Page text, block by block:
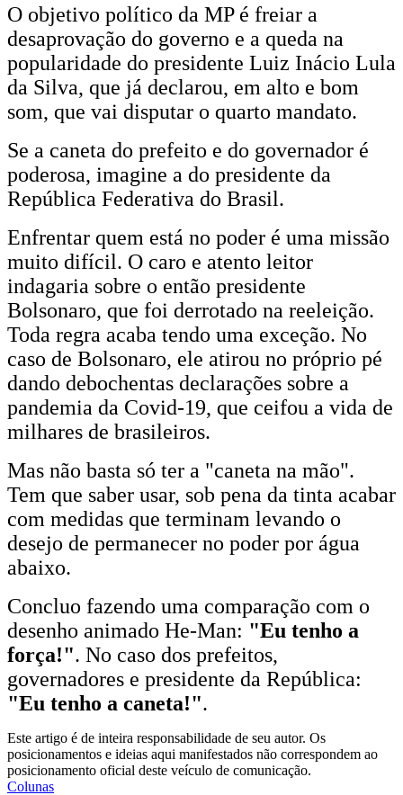
O objetivo político da MP é freiar a
desaprovação do governo e a queda na
popularidade do presidente Luiz Inácio Lula
da Silva, que já declarou, em alto e bom
som, que vai disputar o quarto mandato.
Se a caneta do prefeito e do governador é
poderosa, imagine a do presidente da
República Federativa do Brasil.
Enfrentar quem está no poder é uma missão
muito difícil. O caro e atento leitor
indagaria sobre o então presidente
Bolsonaro, que foi derrotado na reeleição.
Toda regra acaba tendo uma exceção. No
caso de Bolsonaro, ele atirou no próprio pé
dando debochentas declarações sobre a
pandemia da Covid-19, que ceifou a vida de
milhares de brasileiros.
Mas não basta só ter a "caneta na mão".
Tem que saber usar, sob pena da tinta acabar
com medidas que terminam levando o
desejo de permanecer no poder por água
abaixo.
Concluo fazendo uma comparação com o
desenho animado He-Man: "Eu tenho a
força!". No caso dos prefeitos,
governadores e presidente da República:
"Eu tenho a caneta!".
Este artigo é de inteira responsabilidade de seu autor. Os
posicionamentos e ideias aqui manifestados não correspondem ao
posicionamento oficial deste veículo de comunicação.
Colunas